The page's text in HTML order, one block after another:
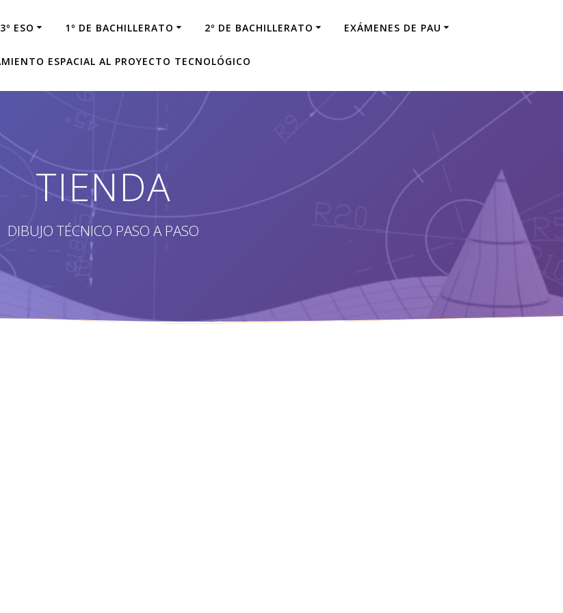
ESO 1º DE BACHILLERATO 2º DE BACHILLERATO EXÁMENES DE PAU
ESPACIAL AL PROYECTO TECNOLÓGICO
TIENDA
DIBUJO TÉCNICO PASO A PASO